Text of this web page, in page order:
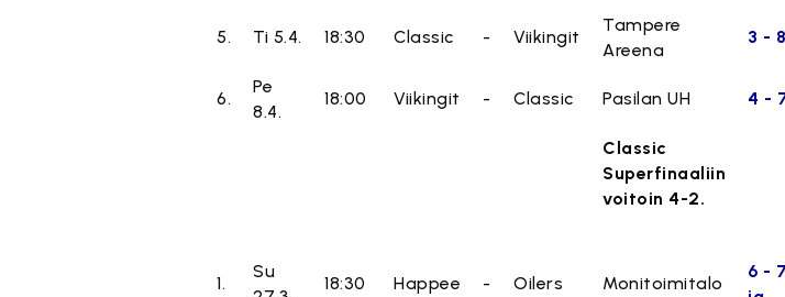
5. Ti 5.4. 18:30 Classic - Viikingit
Tampere
Areena
3 - 8
6.
Pe
8.4.
18:00 Viikingit - Classic Pasilan UH 4 -
Classic
Superfinaaliin
voitoin 4-2.
1.
Su
18:30 Happee - Oilers Monitoimitalo
6 - 7